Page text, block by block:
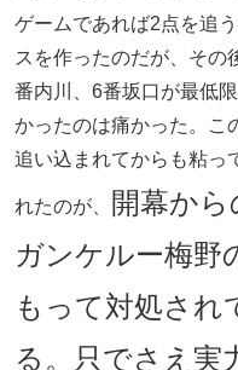
ゲームであれば2点を追
スを作ったのだが、その
番内川、6番坂口が最低
かったのは痛かった。こ
追い込まれてからも粘っ
れたのが、
開幕から
ガンケルー梅野
もって対処され
る。只でさえ実